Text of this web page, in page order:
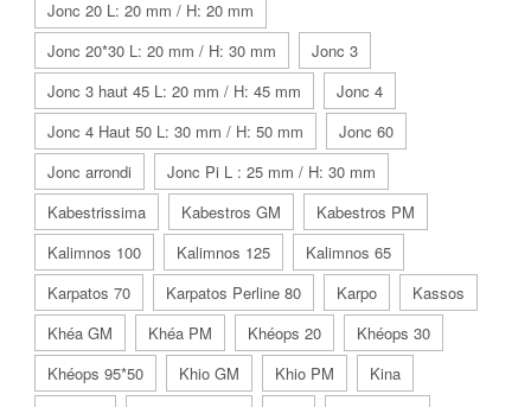
Jonc 20 L: 20 mm / H: 20 mm
Jonc 20*30 L: 20 mm / H: 30 mm
Jonc 3
Jonc 3 haut 45 L: 20 mm / H: 45 mm
Jonc 4
Jonc 4 Haut 50 L: 30 mm / H: 50 mm
Jonc 60
Jonc arrondi
Jonc Pi L : 25 mm / H: 30 mm
Kabestrissima
Kabestros GM
Kabestros PM
Kalimnos 100
Kalimnos 125
Kalimnos 65
Karpatos 70
Karpatos Perline 80 Karpo
Kassos
Khéa GM
Khéa PM Khéops 20
Khéops 30
Khéops 95*50
Khio GM Khio PM
Kina